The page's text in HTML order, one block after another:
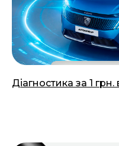
Діагностика за 1